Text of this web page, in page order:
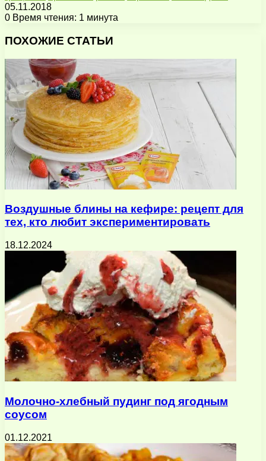
05.11.2018
0 Время чтения: 1 минута
через
почту
ПОХОЖИЕ СТАТЬИ
Воздушные блины на кефире: рецепт для
тех, кто любит экспериментировать
18.12.2024
Молочно-хлебный пудинг под ягодным
соусом
01.12.2021